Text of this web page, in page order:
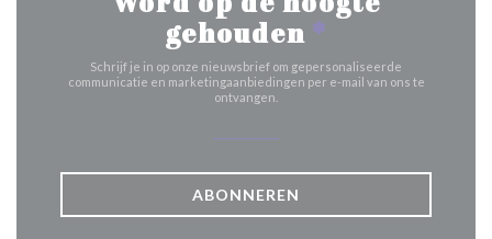
gehouden *
Schrijf je in op onze nieuwsbrief om gepersonaliseerde
communicatie en marketingaanbiedingen per e-mail van ons te
ontvangen.
ABONNEREN